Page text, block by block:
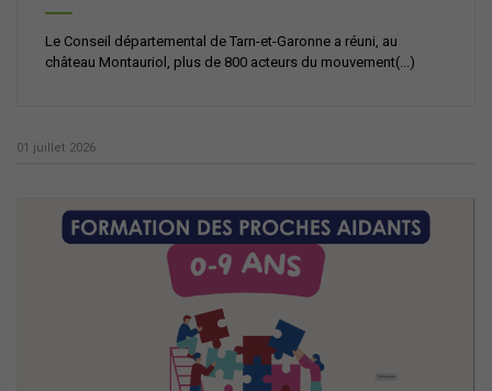
Le Conseil départemental de Tarn-et-Garonne a réuni, au
château Montauriol, plus de 800 acteurs du mouvement(...)
01 juillet 2026